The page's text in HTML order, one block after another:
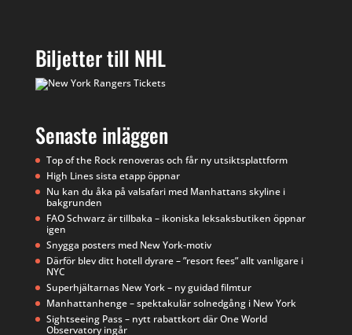
Biljetter till NHL
Senaste inläggen
Top of the Rock renoveras och får ny utsiktsplattform
High Lines sista etapp öppnar
Nu kan du åka på valsafari med Manhattans skyline i
bakgrunden
FAO Schwarz är tillbaka – ikoniska leksaksbutiken öppnar
igen
Snygga posters med New York-motiv
Därför blev ditt hotell dyrare – ”resort fees” allt vanligare i
NYC
Superhjältarnas New York – ny guidad filmtur
Manhattanhenge – spektakulär solnedgång i New York
Sightseeing Pass – nytt rabattkort där One World
Observatory ingår